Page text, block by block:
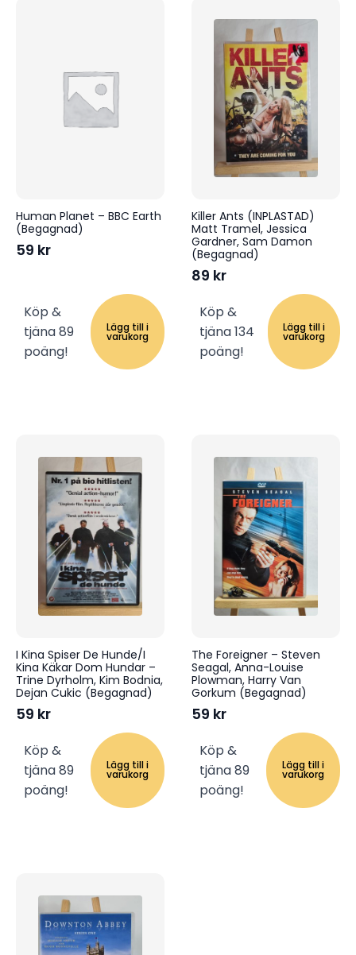
Human Planet – BBC Earth
(Begagnad)
59 kr
Köp &
tjäna 89
poäng!
Lägg till i
varukorg
Killer Ants (INPLASTAD)
Matt Tramel, Jessica
Gardner, Sam Damon
(Begagnad)
89 kr
Köp &
tjäna 134
poäng!
Lägg till i
varukorg
I Kina Spiser De Hunde/I
Kina Käkar Dom Hundar –
Trine Dyrholm, Kim Bodnia,
Dejan Cukic (Begagnad)
59 kr
Köp &
tjäna 89
poäng!
Lägg till i
varukorg
The Foreigner – Steven
Seagal, Anna-Louise
Plowman, Harry Van
Gorkum (Begagnad)
59 kr
Köp &
tjäna 89
poäng!
Lägg till i
varukorg